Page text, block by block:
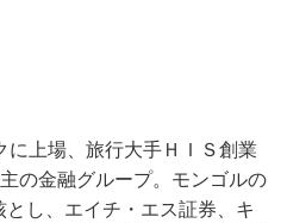
上場、旅行大手ＨＩＳ創業
の金融グループ。モンゴルの
し、エイチ・エス証券、キ